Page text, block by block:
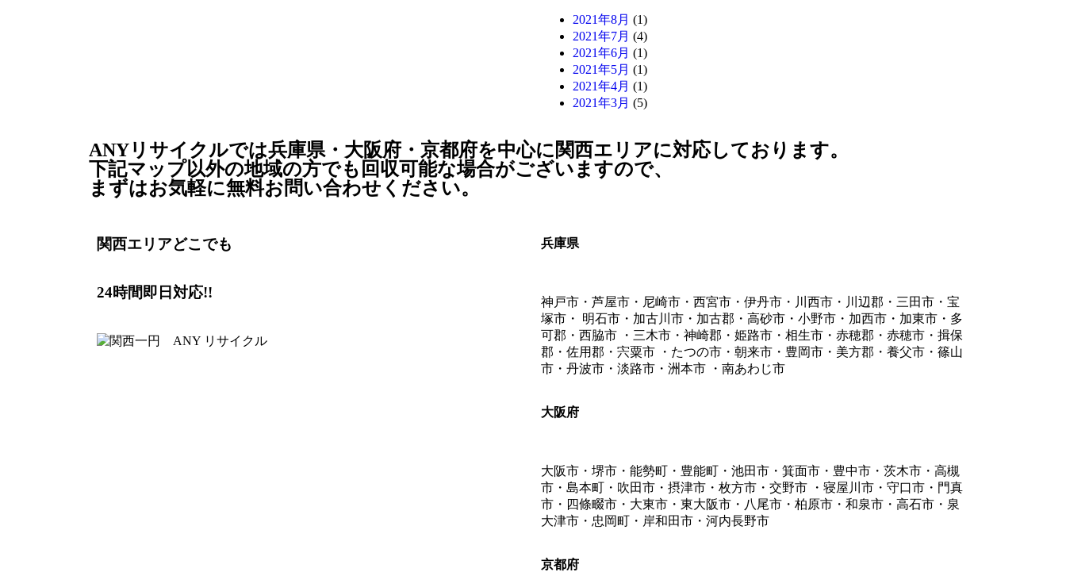
2021年8月 (1)
2021年7月 (4)
2021年6月 (1)
2021年5月 (1)
2021年4月 (1)
2021年3月 (5)
ANYリサイクルでは兵庫県・大阪府・京都府を中心に関西エリアに対応しております。
下記マップ以外の地域の方でも回収可能な場合がございますので、
まずはお気軽に無料お問い合わせください。
関西エリアどこでも
24時間即日対応!!
兵庫県
神戸市・芦屋市・尼崎市・西宮市・伊丹市・川西市・川辺郡・三田市・宝
塚市・ 明石市・加古川市・加古郡・高砂市・小野市・加西市・加東市・多
可郡・西脇市 ・三木市・神崎郡・姫路市・相生市・赤穂郡・赤穂市・揖保
郡・佐用郡・宍粟市 ・たつの市・朝来市・豊岡市・美方郡・養父市・篠山
市・丹波市・淡路市・洲本市 ・南あわじ市
大阪府
大阪市・堺市・能勢町・豊能町・池田市・箕面市・豊中市・茨木市・高槻
市・島本町・吹田市・摂津市・枚方市・交野市 ・寝屋川市・守口市・門真
市・四條畷市・大東市・東大阪市・八尾市・柏原市・和泉市・高石市・泉
大津市・忠岡町・岸和田市・河内長野市
京都府